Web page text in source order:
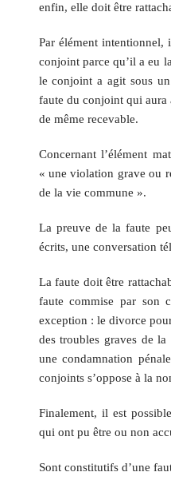
enfin, elle doit être
Par élément intentionnel,
conjoint parce qu’il a eu
le conjoint a agit sous
faute du conjoint qui aura
de même recevable.
Concernant l’élément
« une violation grave ou
de la vie commune ».
La preuve de la faute
écrits, une conversation
La faute doit être
faute commise par son
exception : le divorce
des troubles graves de
une condamnation
conjoints s’oppose à la
Finalement, il est
qui ont pu être ou non
Sont constitutifs d’une